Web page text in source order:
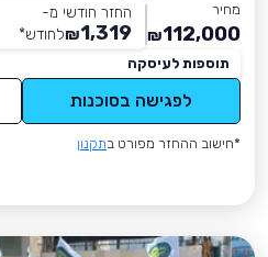
מחיר
112,000
₪
החזר חודשי מ-
1,319
₪לחודש*
תוספות לעיסקה
לפגישה בסוכנות
*חישוב ההחזר מפורט בתקנון